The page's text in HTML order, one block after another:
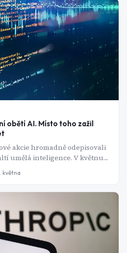
jako jsou Anthropic nebo
obětí AI. Místo toho zažil
akcie hromadně odepisovali
umělá inteligence. V květnu
a růst.
května